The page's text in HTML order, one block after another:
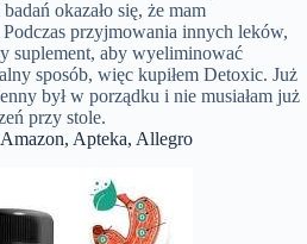
okazało się, że mam
przyjmowania innych leków,
suplement, aby wyeliminować
sposób, więc kupiłem Detoxic. Już
był w porządku i nie musiałam już
przy stole.
Apteka, Allegro